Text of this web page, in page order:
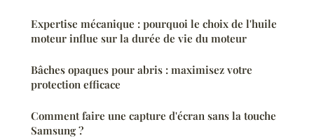
Expertise mécanique : pourquoi le choix de l'huile
moteur influe sur la durée de vie du moteur
Bâches opaques pour abris : maximisez votre
protection efficace
Comment faire une capture d'écran sans la touche
Samsung ?